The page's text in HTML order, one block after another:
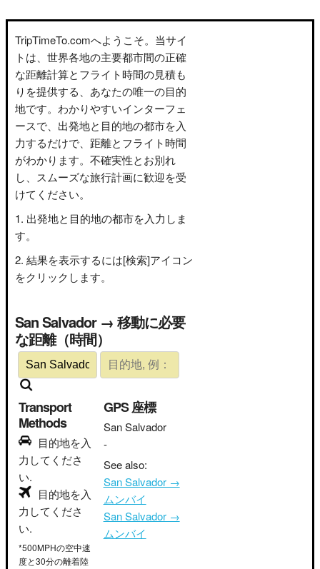
TripTimeTo.comへようこそ。当サイ
トは、世界各地の主要都市間の正確
な距離計算とフライト時間の見積も
りを提供する、あなたの唯一の目的
地です。わかりやすいインターフェ
ースで、出発地と目的地の都市を入
力するだけで、距離とフライト時間
がわかります。不確実性とお別れ
し、スムーズな旅行計画に歓迎を受
けてください。
出発地と目的地の都市を入力しま
す。
結果を表示するには[検索]アイコン
をクリックします。
San Salvador → 移動に必要
な距離（時間）
Transport
Methods
目的地を入
力してくださ
い.
目的地を入
力してくださ
い.
*500MPHの空中速
度と30分の離着陸
GPS 座標
San Salvador
-
See also:
San Salvador →
ムンバイ
San Salvador →
ムンバイ